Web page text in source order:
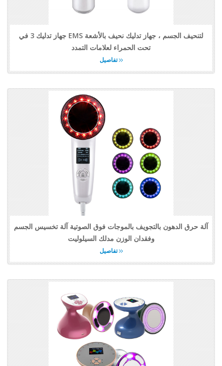
جهاز تدليك 3 في EMS لتنحيف الجسم ، جهاز تدليك نحيف بالأشعة
تحت الحمراء لعلامات التمدد
تفاصيل
آلة حرق الدهون بالتجويف بالموجات فوق الصوتية آلة تخسيس الجسم
وفقدان الوزن مدلك السيلوليت
تفاصيل